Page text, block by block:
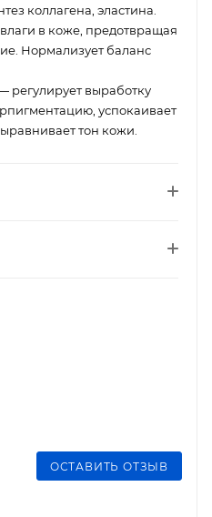
коллагена, эластина.
в коже, предотвращая
Нормализует баланс
регулирует выработку
успокаивает
тон кожи.
ОСТАВИТЬ ОТЗЫВ